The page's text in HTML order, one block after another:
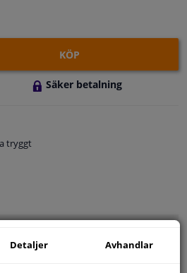
KÖP
Säker betalning
tryggt
hos våra produktspecialister.
Detaljer Avhandlar